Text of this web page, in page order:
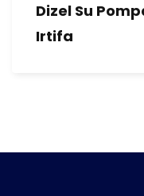
Dizel Su
Irtifa